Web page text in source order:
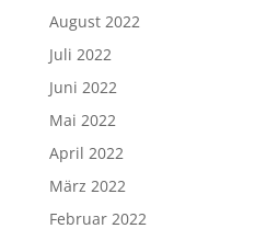
August 2022
Juli 2022
Juni 2022
Mai 2022
April 2022
März 2022
Februar 2022